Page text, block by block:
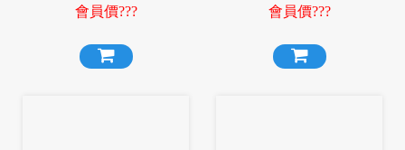
會員價??? 會員價???